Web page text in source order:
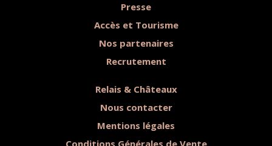
Presse
Accès et Tourisme
Nos partenaires
Recrutement
Relais & Châteaux
Nous contacter
Mentions légales
Conditions Générales de Vente